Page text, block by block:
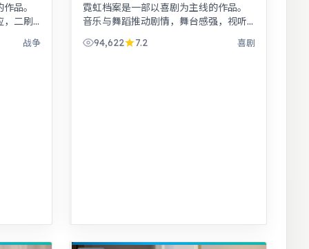
品。
，二刷
战争
霓虹档案是一部以喜剧为主线的作品。
音乐与舞蹈推动剧情，舞台感强，视听
体验突出。女性视角下的职场与家庭平
衡议题，台词犀利，共鸣感强。
94,622 7.2 喜剧